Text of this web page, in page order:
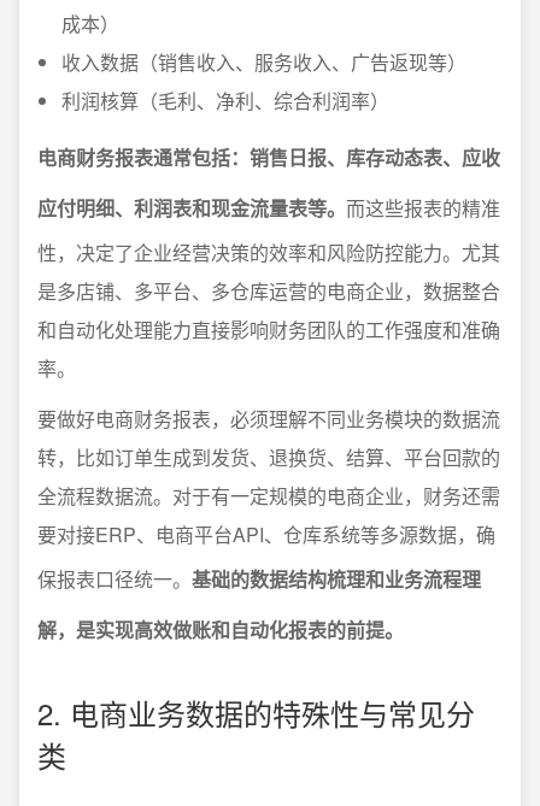
成本）
收入数据（销售收入、服务收入、广告返现等）
利润核算（毛利、净利、综合利润率）
电商财务报表通常包括：销售日报、库存动态表、应收
应付明细、利润表和现金流量表等。 而这些报表的精准
性，决定了企业经营决策的效率和风险防控能力。尤其
是多店铺、多平台、多仓库运营的电商企业，数据整合
和自动化处理能力直接影响财务团队的工作强度和准确
率。
要做好电商财务报表，必须理解不同业务模块的数据流
转，比如订单生成到发货、退换货、结算、平台回款的
全流程数据流。对于有一定规模的电商企业，财务还需
要对接ERP、电商平台API、仓库系统等多源数据，确
保报表口径统一。 基础的数据结构梳理和业务流程理
解，是实现高效做账和自动化报表的前提。
2. 电商业务数据的特殊性与常见分
类